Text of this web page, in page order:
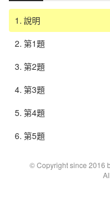
1. 說明
2. 第1題
3. 第2題
4. 第3題
5. 第4題
6. 第5題
© Copyright since 2016